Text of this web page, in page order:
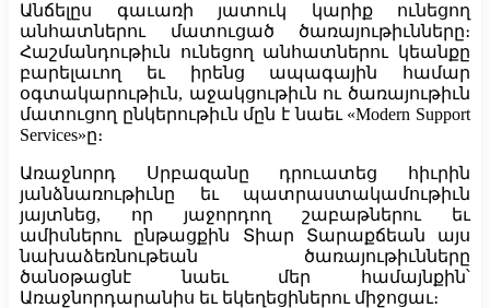
Անճելըս գաւառի յատուկ կարիք ունեցող
անհատներու մատուցած ծառայութիւնները։
Հաշմանդութիւն ունեցող անհատներու կեանքը
բարելաւող եւ իրենց ապագային համար
օգտակարութիւն, աջակցութիւն ու ծառայութիւն
մատուցող ընկերութիւն մըն է նաեւ «Modern Support
Services»ը։
Առաջնորդ Սրբազանը դրուատեց հիւրին
յանձնառութիւնը եւ պատրաստակամութիւն
յայտնեց, որ յաջորդող շաբաթներու եւ
ամիսներու ընթացքին Տիար Տարաքճեան այս
նախաձեռնութեան ծառայութիւնները
ծանօթացնէ նաեւ մեր համայնքին՝
Առաջնորդարանիս եւ եկեղեցիներու միջոցաւ։